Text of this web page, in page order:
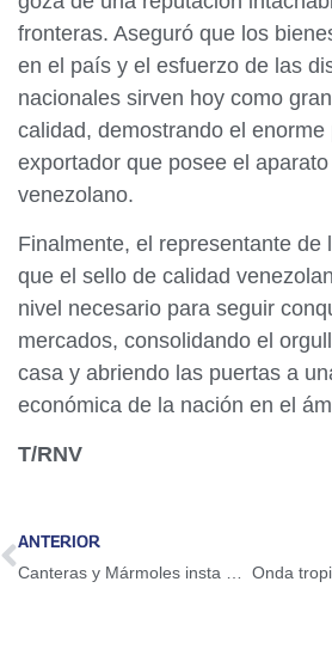
fronteras. Aseguró que los
en el país y el esfuerzo de las
nacionales sirven hoy como
calidad, demostrando el enorme
exportador que posee el
venezolano.
​Finalmente, el representante de
que el sello de calidad
nivel necesario para seguir
mercados, consolidando el
casa y abriendo las puertas a
económica de la nación en el
T/RNV
ANTERIOR